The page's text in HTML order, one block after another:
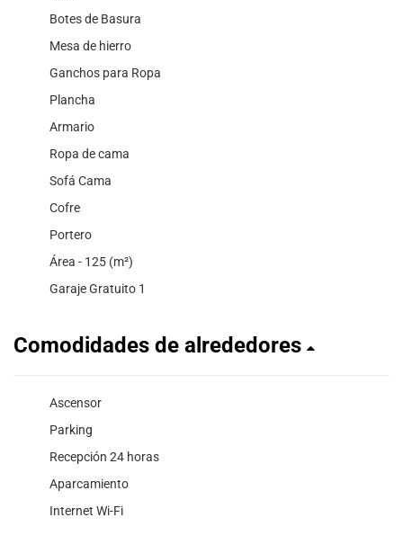
Botes de Basura
Mesa de hierro
Ganchos para Ropa
Plancha
Armario
Ropa de cama
Sofá Cama
Cofre
Portero
Área - 125 (m²)
Garaje Gratuito 1
Comodidades de alrededores
Ascensor
Parking
Recepción 24 horas
Aparcamiento
Internet Wi-Fi